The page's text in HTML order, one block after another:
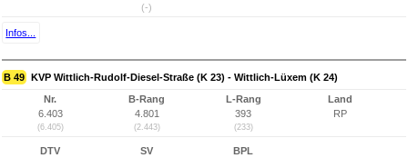
(-)
Infos...
B 49 KVP Wittlich-Rudolf-Diesel-Straße (K 23) - Wittlich-Lüxem (K 24)
Nr.
6.403
(6.405)
B-Rang
4.801
(2.443)
L-Rang
393
(233)
Land
RP
DTV
SV
BPL